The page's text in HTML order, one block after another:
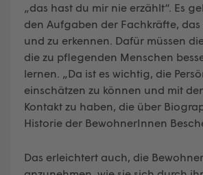
„das hast du mir nie erzählt“. Es
den Aufgaben der Fachkräfte,
und zu erkennen. Dafür müssen
die zu pflegenden Menschen
lernen. „Da ist es wichtig, die
einschätzen zu können und mit
Kontakt zu haben, die über
Historie der BewohnerInnen
Das erleichtert auch, die